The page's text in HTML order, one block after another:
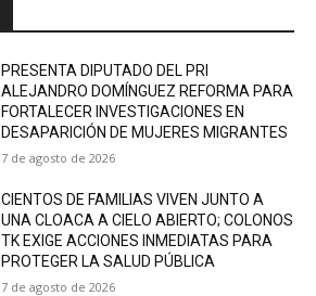
PRESENTA DIPUTADO DEL PRI
ALEJANDRO DOMÍNGUEZ REFORMA PARA
FORTALECER INVESTIGACIONES EN
DESAPARICIÓN DE MUJERES MIGRANTES
7 de agosto de 2026
CIENTOS DE FAMILIAS VIVEN JUNTO A
UNA CLOACA A CIELO ABIERTO; COLONOS
TK EXIGE ACCIONES INMEDIATAS PARA
PROTEGER LA SALUD PÚBLICA
7 de agosto de 2026